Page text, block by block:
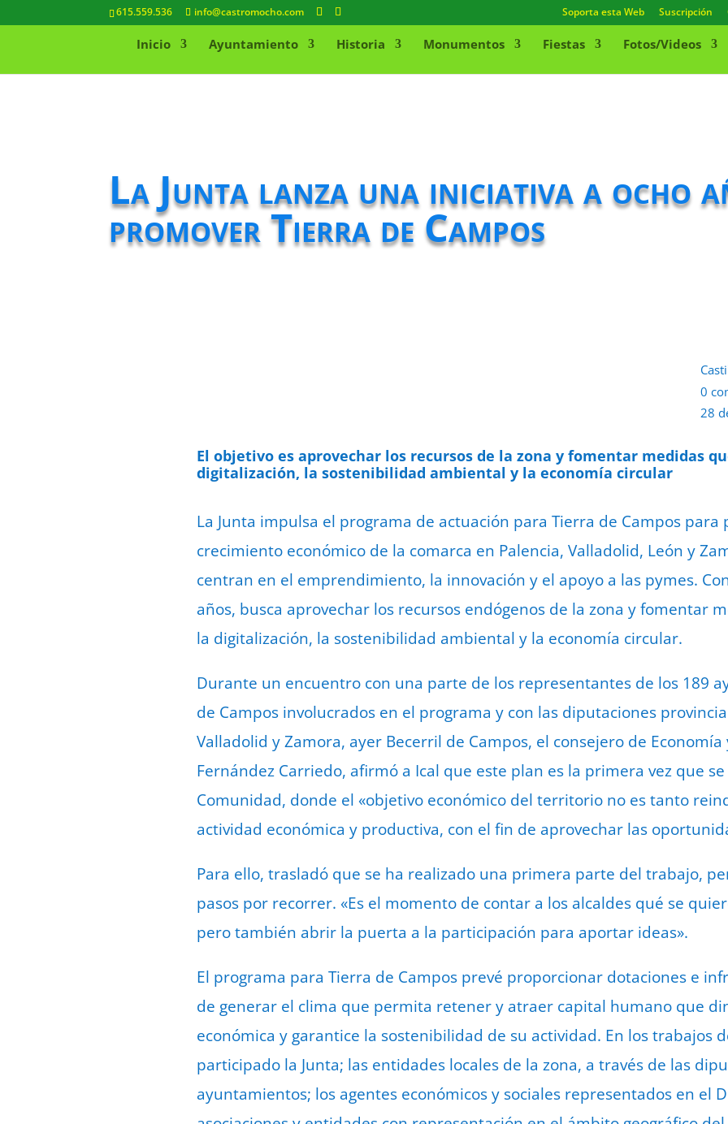
615.559.536 info@castromocho.com Soporta esta Web Suscripción
Inicio Ayuntamiento Historia Monumentos Fiestas Fotos/Videos
La Junta lanza una iniciativa a ocho
promover Tierra de Campos
0
28
El objetivo es aprovechar los recursos de la zona y fomentar medidas
digitalización, la sostenibilidad ambiental y la economía circular
La Junta impulsa el programa de actuación para Tierra de Campos para
crecimiento económico de la comarca en Palencia, Valladolid, León y
centran en el emprendimiento, la innovación y el apoyo a las pymes.
años, busca aprovechar los recursos endógenos de la zona y fomentar
la digitalización, la sostenibilidad ambiental y la economía circular.
Durante un encuentro con una parte de los representantes de los 189
de Campos involucrados en el programa y con las diputaciones
Valladolid y Zamora, ayer Becerril de Campos, el consejero de Economía
Fernández Carriedo, afirmó a Ical que este plan es la primera vez que
Comunidad, donde el «objetivo económico del territorio no es tanto
actividad económica y productiva, con el fin de aprovechar las
Para ello, trasladó que se ha realizado una primera parte del trabajo,
pasos por recorrer. «Es el momento de contar a los alcaldes qué se
pero también abrir la puerta a la participación para aportar ideas».
El programa para Tierra de Campos prevé proporcionar dotaciones e
de generar el clima que permita retener y atraer capital humano que
económica y garantice la sostenibilidad de su actividad. En los trabajos
participado la Junta; las entidades locales de la zona, a través de las
ayuntamientos; los agentes económicos y sociales representados en el